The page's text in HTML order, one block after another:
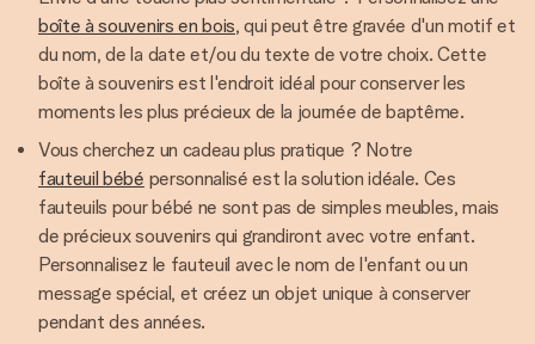
boîte à souvenirs en bois, qui peut être gravée d'un motif et
du nom, de la date et/ou du texte de votre choix. Cette
boîte à souvenirs est l'endroit idéal pour conserver les
moments les plus précieux de la journée de baptême.
Vous cherchez un cadeau plus pratique ? Notre
fauteuil bébé personnalisé est la solution idéale. Ces
fauteuils pour bébé ne sont pas de simples meubles, mais
de précieux souvenirs qui grandiront avec votre enfant.
Personnalisez le fauteuil avec le nom de l'enfant ou un
message spécial, et créez un objet unique à conserver
pendant des années.